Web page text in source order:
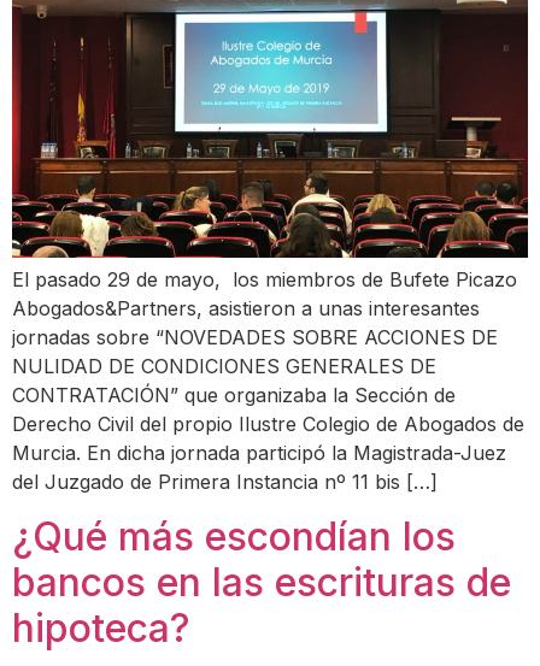
El pasado 29 de mayo, los miembros de Bufete Picazo
Abogados&Partners, asistieron a unas interesantes
jornadas sobre “NOVEDADES SOBRE ACCIONES DE
NULIDAD DE CONDICIONES GENERALES DE
CONTRATACIÓN” que organizaba la Sección de
Derecho Civil del propio Ilustre Colegio de Abogados de
Murcia. En dicha jornada participó la Magistrada-Juez
del Juzgado de Primera Instancia nº 11 bis […]
¿Qué más escondían los
bancos en las escrituras de
hipoteca?